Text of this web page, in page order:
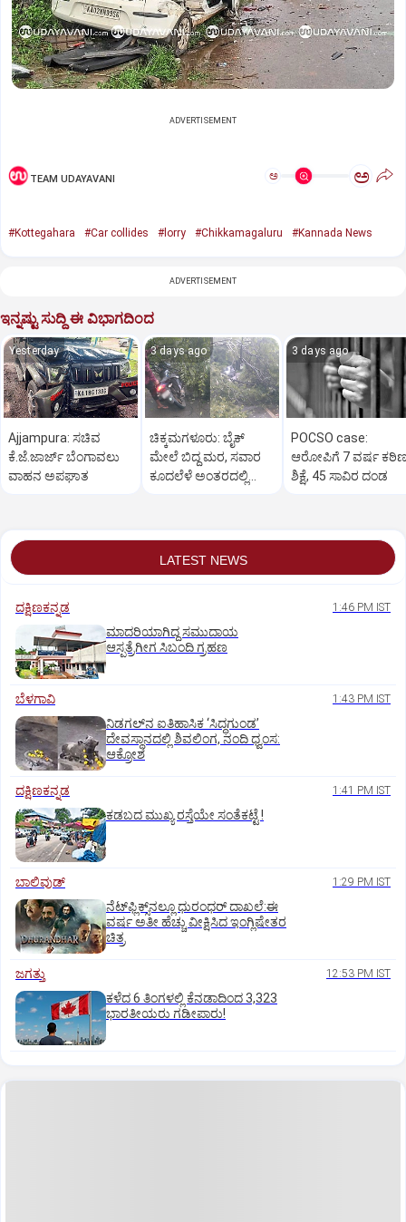
ADVERTISEMENT
TEAM UDAYAVANI ಅ ಅ
#Kottegahara #Car collides #lorry #Chikkamagaluru #Kannada News
ADVERTISEMENT
ಇನ್ನಷ್ಟು ಸುದ್ದಿ ಈ ವಿಭಾಗದಿಂದ
Yesterday
Ajjampura: ಸಚಿವ
ಕೆ.ಜೆ.ಜಾರ್ಜ್ ಬೆಂಗಾವಲು
ವಾಹನ ಅಪಘಾತ
3 days ago
ಚಿಕ್ಕಮಗಳೂರು: ಬೈಕ್
ಮೇಲೆ ಬಿದ್ದ ಮರ, ಸವಾರ
ಕೂದಲೆಳೆ ಅಂತರದಲ್ಲಿ
3 days ago
POCSO case:
ಆರೋಪಿಗೆ 7 ವರ್ಷ
ಶಿಕ್ಷೆ, 45 ಸಾವಿರ ದಂಡ
LATEST NEWS
ದಕ್ಷಿಣಕನ್ನಡ 1:46 PM IST
ಮಾದರಿಯಾಗಿದ್ದ ಸಮುದಾಯ
ಆಸ್ಪತ್ರೆಗೀಗ ಸಿಬಂದಿ ಗ್ರಹಣ
ಬೆಳಗಾವಿ 1:43 PM IST
ನಿಡಗಲ್‌ನ ಐತಿಹಾಸಿಕ ‘ಸಿದ್ಧಗುಂಡ’
ದೇವಸ್ಥಾನದಲ್ಲಿ ಶಿವಲಿಂಗ, ನಂದಿ ಧ್ವಂಸ:
ಆಕ್ರೋಶ
ದಕ್ಷಿಣಕನ್ನಡ 1:41 PM IST
ಕಡಬದ ಮುಖ್ಯ ರಸ್ತೆಯೇ ಸಂತೆಕಟ್ಟೆ !
ಬಾಲಿವುಡ್‌ 1:29 PM IST
ನೆಟ್‌ಫ್ಲಿಕ್ಸ್‌ನಲ್ಲೂ ಧುರಂಧರ್‌ ದಾಖಲೆ:ಈ
ವರ್ಷ ಅತೀ ಹೆಚ್ಚು ವೀಕ್ಷಿಸಿದ ಇಂಗ್ಲಿಷೇತರ
ಚಿತ್ರ
ಜಗತ್ತು 12:53 PM IST
ಕಳೆದ 6 ತಿಂಗಳಲ್ಲಿ ಕೆನಡಾದಿಂದ 3,323
ಭಾರತೀಯರು ಗಡೀಪಾರು!